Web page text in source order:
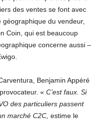
des ventes se font avec
du vendeur,
Coin, qui est beaucoup
concerne aussi –
Benjamin Appéré
« C’est faux. Si
des particuliers passent
marché C2C, estime le